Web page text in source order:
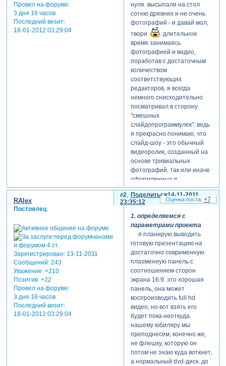
Провел на форуме:
3 дня 16 часов
Последний визит:
18-01-2012 03:29:04
нуля. высыпали на стол
сотню древних и не очень
фотографий - и давай мол,
твори
. длительное
время занимаясь
фотографией и видео,
поработав с достаточным
количеством
соответствующих
редакторов, я всегда
немного снисходительно
посматривал в сторону
"смешных
слайдопрограммулек". ведь
я прекрасно понимаю, что
слайд-шоу - это обычный
видеоролик, созданный на
основе тривиальных
фотографий, так или иначе
оформленных и
приправленных
различными эффектами -
движением, переходами и
прочим. следовательно,
такой ролик можно создать
в любом знакомом мне
видеоредакторе. четыре
дня ушло на получение
сканов и их ретушь в adobe
photoshop, еще два - на
определение хронологии, в
которой фотографии
следует расположить. а
потом... потом я загрузил
пару первых фото в adobe
premiere. поигрался с
анимацией, оформлением и
понял, что в срок мне не
успеть, даже если по 24
часа в сутки сидеть.
Поделиться
2
14-11-2011
23:35:12
RAlex
Постоялец
Зарегистрирован: 13-11-2011
Сообщений:243
Уважение: +210
Позитив: +22
Провел на форуме:
3 дня 16 часов
Последний визит:
18-01-2012 03:29:04
1. определяемся с
параметрами проекта
я планирую выводить
готовую презентацию на
достаточно современную
плазменную панель с
соотношением сторон
экрана 16:9. это хорошая
панель, она может
воспроизводить full hd
видео, но вот взять его
будет пока неоткуда.
нашему юбиляру мы
преподнесем, конечно же,
не флешку, которую он
потом не знаю куда воткнет,
а нормальный dvd-диск. до
+7